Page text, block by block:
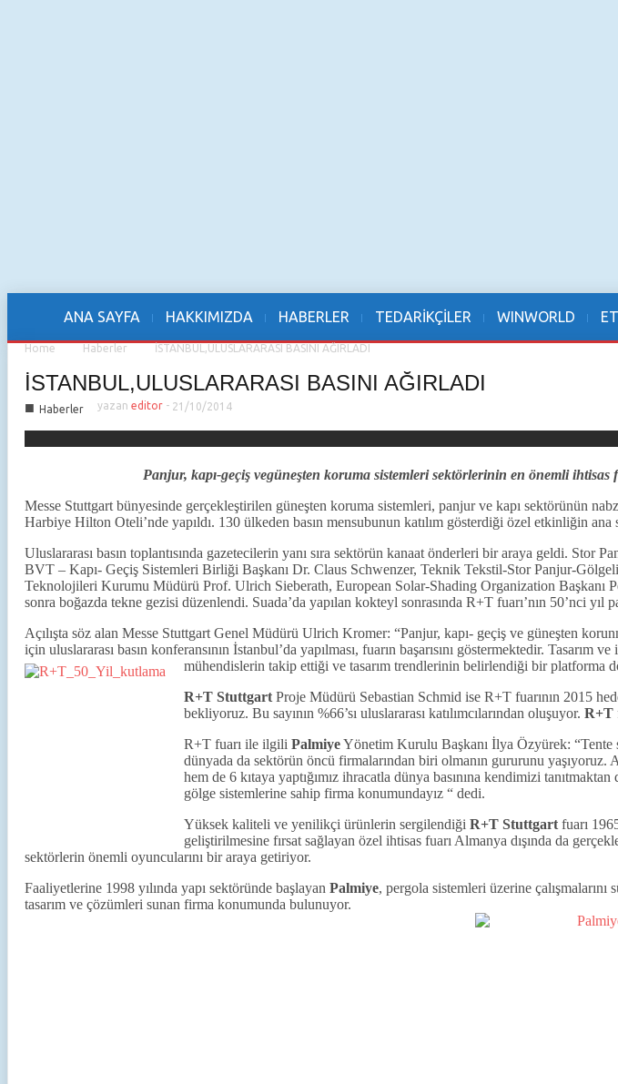
ANA SAYFA HAKKIMIZDA HABERLER TEDARİKÇİLER WINWORLD
Home Haberler İSTANBUL,ULUSLARARASI BASINI AĞIRLADI
İSTANBUL,ULUSLARARASI BASINI AĞIRLADI
■ Haberler yazan editor - 21/10/2014
Panjur, kapı-geçiş vegüneşten koruma sistemleri sektörlerinin en önemli ihtisas
Messe Stuttgart bünyesinde gerçekleştirilen güneşten koruma sistemleri, panjur ve kapı sektörünün
Harbiye Hilton Oteli’nde yapıldı. 130 ülkeden basın mensubunun katılım gösterdiği özel etkinliğin
Uluslararası basın toplantısında gazetecilerin yanı sıra sektörün kanaat önderleri biraraya geldi. Stor
BVT – Kapı- Geçiş Sistemleri Birliği Başkanı Dr. Claus Schwenzer, Teknik Tekstil-Stor Panjur-
Teknolojileri Kurumu Müdürü Prof. Ulrich Sieberath, European Solar-Shading Organization Başkanı
sonra boğazda tekne gezisi düzenlendi. Suada’da yapılan kokteyl sonrasında R+T fuarı’nın 50’nci yıl
Açılışta söz alan Messe Stuttgart Genel Müdürü Ulrich Kromer: “Panjur, kapı- geçiş ve güneşten
için uluslararası basın konferansının İstanbul’da yapılması, fuarın başarısını göstermektedir. Tasarım
mühendislerin takip ettiği ve tasarım trendlerinin belirlendiği bir platforma
R+T Stuttgart Proje Müdürü Sebastian Schmid ise R+T fuarının 2015
bekliyoruz. Bu sayının %66’sı uluslararası katılımcılarından oluşuyor. R+T
R+T fuarı ile ilgili PalmiyeYönetim Kurulu Başkanı İlya Özyürek: “Tente
dünyada da sektörün öncü firmalarından biri olmanın gururunu
hem de 6 kıtaya yaptığımız ihracatla dünya basınına kendimizi
gölge sistemlerine sahip firma konumundayız “ dedi.
Yüksek kaliteli ve yenilikçi ürünlerin sergilendiği R+T Stuttgart fuarı
geliştirilmesine fırsat sağlayan özel ihtisas fuarı Almanya dışında da
sektörlerin önemli oyuncularını bir araya getiriyor.
Faaliyetlerine 1998 yılında yapı sektöründe başlayan Palmiye, pergola sistemleri üzerine
tasarım ve çözümleri sunan firma konumunda bulunuyor.